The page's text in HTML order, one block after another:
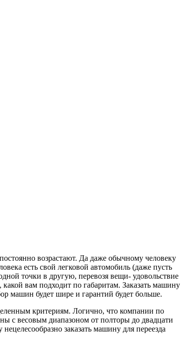
возрастают. Да даже обычному человеку
есть свой легковой автомобиль (даже пусть
точки в другую, перевозя вещи- удовольствие
вам подходит по габаритам. Заказать машину
машин будет шире и гарантий будет больше.
критериям. Логично, что компании по
с весовым диапазоном от полторы до двадцати
заказать машину для переезда